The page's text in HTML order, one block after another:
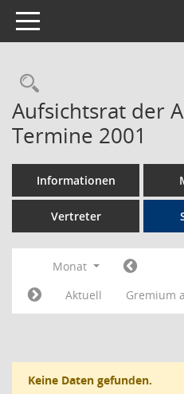
Toggle navigation
Aufsichtsrat der
Termine 2001
Informationen
Vertreter
Monat
Aktuell
Gremium
Keine Daten gefunden.